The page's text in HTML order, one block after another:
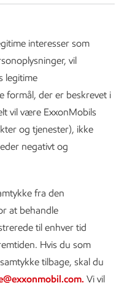
interesser som
vil
legitime
formål, der er beskrevet i
vil være ExxonMobils
og tjenester), ikke
negativt og
fra den
at behandle
til enhver tid
Hvis du som
tilbage, skal du
Vi vil